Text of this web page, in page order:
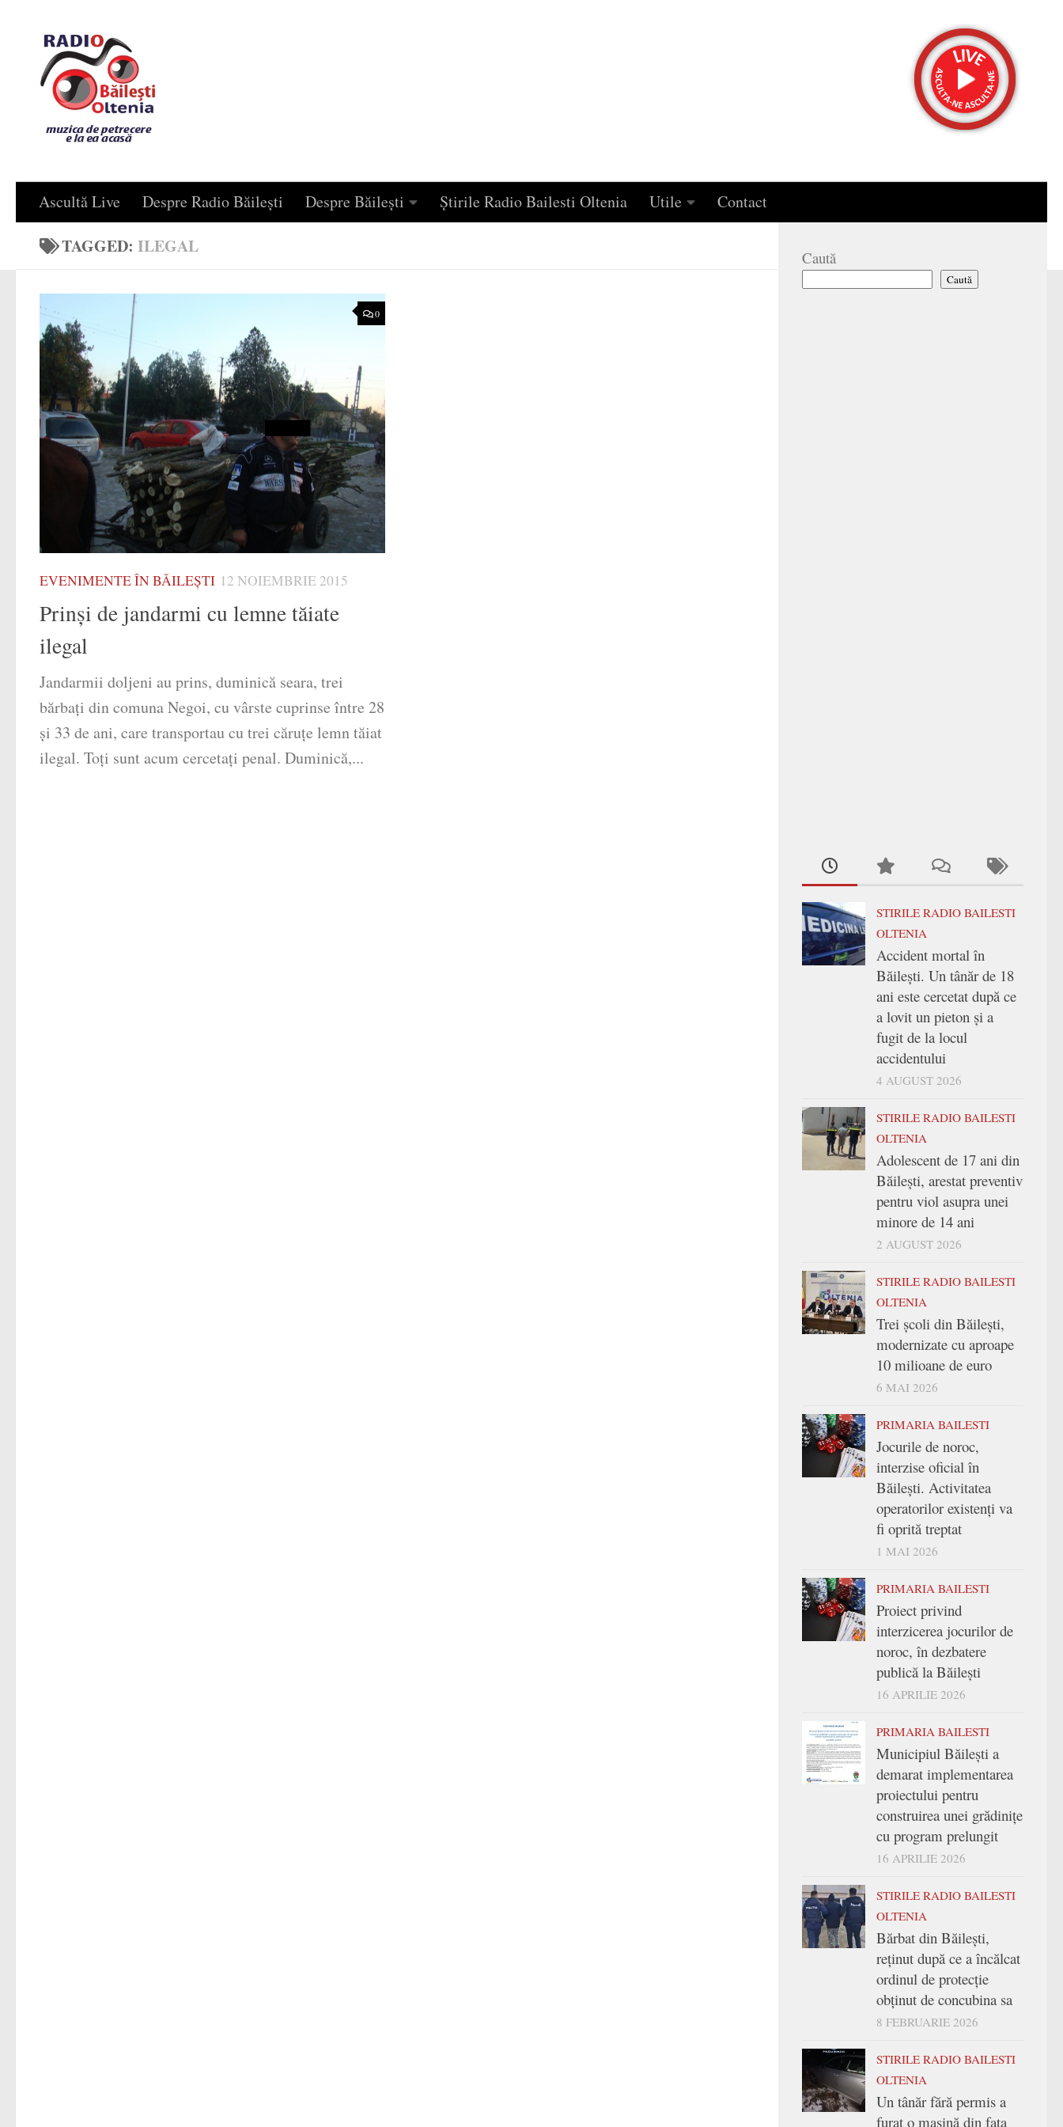
Ascultă Live Despre Radio Băilești Despre Băilești Știrile Radio Bailesti Oltenia Utile Contact
TAGGED: ILEGAL
0
EVENIMENTE ÎN BĂILEȘTI 12 NOIEMBRIE 2015
Prinşi de jandarmi cu lemne tăiate
ilegal
Jandarmii doljeni au prins, duminică seara, trei
bărbaţi din comuna Negoi, cu vârste cuprinse între 28
şi 33 de ani, care transportau cu trei căruţe lemn tăiat
ilegal. Toţi sunt acum cercetaţi penal. Duminică,...
Caută
Caută
STIRILE RADIO BAILESTI
OLTENIA
Accident mortal în
Băilești. Un tânăr de 18
ani este cercetat după ce
a lovit un pieton și a
fugit de la locul
accidentului
4 AUGUST 2026
STIRILE RADIO BAILESTI
OLTENIA
Adolescent de 17 ani din
Băilești, arestat preventiv
pentru viol asupra unei
minore de 14 ani
2 AUGUST 2026
STIRILE RADIO BAILESTI
OLTENIA
Trei şcoli din Băileşti,
modernizate cu aproape
10 milioane de euro
6 MAI 2026
PRIMARIA BAILESTI
Jocurile de noroc,
interzise oficial în
Băilești. Activitatea
operatorilor existenți va
fi oprită treptat
1 MAI 2026
PRIMARIA BAILESTI
Proiect privind
interzicerea jocurilor de
noroc, în dezbatere
publică la Băilești
16 APRILIE 2026
PRIMARIA BAILESTI
Municipiul Băilești a
demarat implementarea
proiectului pentru
construirea unei grădinițe
cu program prelungit
16 APRILIE 2026
STIRILE RADIO BAILESTI
OLTENIA
Bărbat din Băilești,
reținut după ce a încălcat
ordinul de protecție
obținut de concubina sa
8 FEBRUARIE 2026
STIRILE RADIO BAILESTI
OLTENIA
Un tânăr fără permis a
furat o mașină din fața